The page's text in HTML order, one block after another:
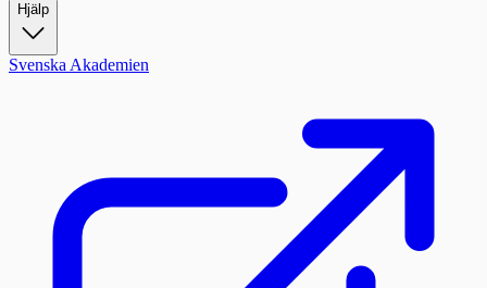
Hjälp
Svenska Akademien